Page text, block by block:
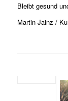
Bleibt gesund
Martin Jainz /